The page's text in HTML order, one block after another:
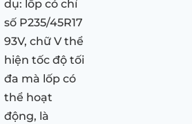
dụ: lốp có chỉ
số P235/45R17
93V, chữ V thể
hiện tốc độ tối
đa mà lốp có
thể hoạt
động, là